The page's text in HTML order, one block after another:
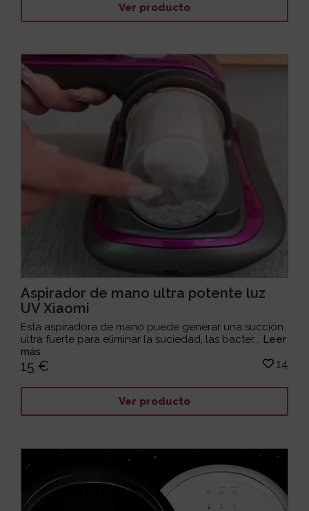
Ver producto
Aspirador de mano ultra potente luz
UV Xiaomi
Esta aspiradora de mano puede generar una succión
ultra fuerte para eliminar la suciedad, las bacter... Leer
más
15 € 14
Ver producto